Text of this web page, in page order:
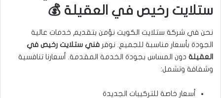
ستلايت رخيص في العقيلة 💰
نحن في شركة ستلايت الكويت نؤمن بتقديم خدمات عالية
الجودة بأسعار مناسبة للجميع. نوفر فني ستلايت رخيص في
العقيلة دون المساس بجودة الخدمة المقدمة. أسعارنا تنافسية
وشفافة وتشمل:
أسعار خاصة للتركيبات الجديدة